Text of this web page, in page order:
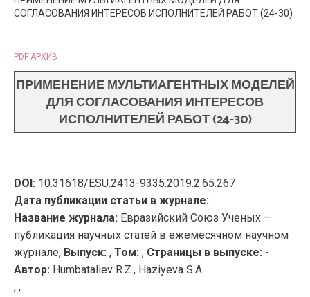
СОГЛАСОВАНИЯ ИНТЕРЕСОВ ИСПОЛНИТЕЛЕЙ РАБОТ (24-30)
PDF АРХИВ
ПРИМЕНЕНИЕ МУЛЬТИАГЕНТНЫХ МОДЕЛЕЙ
ДЛЯ СОГЛАСОВАНИЯ ИНТЕРЕСОВ
ИСПОЛНИТЕЛЕЙ РАБОТ (24-30)
DOI: 10.31618/ESU.2413-9335.2019.2.65.267
Дата публикации статьи в журнале:
Название журнала: Евразийский Союз Ученых —
публикация научных статей в ежемесячном научном
журнале, Выпуск: , Том: , Страницы в выпуске: -
Автор: Humbataliev R.Z., Haziyeva S.A.
, ,